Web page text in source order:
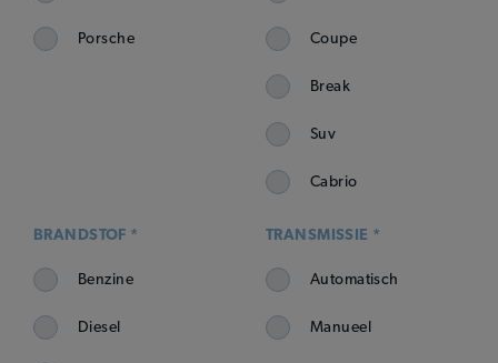
Porsche Coupe
Break
Suv
Cabrio
BRANDSTOF *
Benzine
Diesel
TRANSMISSIE *
Automatisch
Manueel